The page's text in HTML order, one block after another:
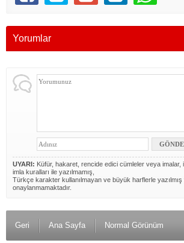
Yorumlar
UYARI: Küfür, hakaret, rencide edici cümleler veya imalar,
imla kuralları ile yazılmamış,
Türkçe karakter kullanılmayan ve büyük harflerle
onaylanmamaktadır.
Geri Ana Sayfa Normal Görünüm